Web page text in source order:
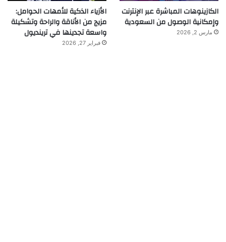
الكازينوهات المباشرة عبر الإنترنت
وإمكانية الوصول من السعودية
مارس 2, 2026
الأزياء الذكية للأمهات الحوامل:
مزيج من الأناقة والراحة وتشكيلة
واسعة تجدينها في ترينديول
فبراير 27, 2026